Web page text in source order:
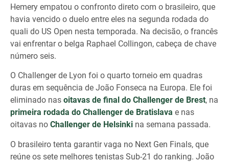
Hemery empatou o confronto direto com o brasileiro, que
havia vencido o duelo entre eles na segunda rodada do
quali do US Open nesta temporada. Na decisão, o francês
vai enfrentar o belga Raphael Collingon, cabeça de chave
número seis.
O Challenger de Lyon foi o quarto torneio em quadras
duras em sequência de João Fonseca na Europa. Ele foi
eliminado nas oitavas de final do Challenger de Brest, na
primeira rodada do Challenger de Bratislava e nas
oitavas no Challenger de Helsinki na semana passada.
O brasileiro tenta garantir vaga no Next Gen Finals, que
reúne os sete melhores tenistas Sub-21 do ranking. João